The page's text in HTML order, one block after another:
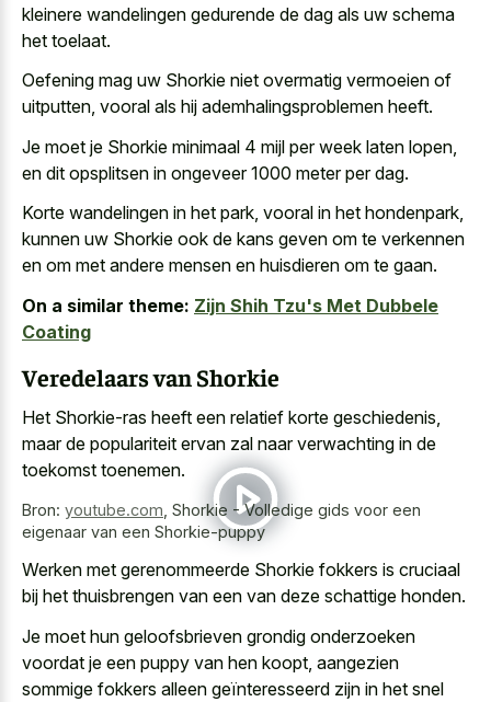
kleinere wandelingen gedurende de dag als uw schema
het toelaat.
Oefening mag uw Shorkie niet overmatig vermoeien of
uitputten, vooral als hij ademhalingsproblemen heeft.
Je moet je Shorkie minimaal 4 mijl per week laten lopen,
en dit opsplitsen in ongeveer 1000 meter per dag.
Korte wandelingen in het park, vooral in het hondenpark,
kunnen uw Shorkie ook de kans geven om te verkennen
en om met andere mensen en huisdieren om te gaan.
On a similar theme: Zijn Shih Tzu's Met Dubbele
Coating
Veredelaars van Shorkie
Het Shorkie-ras heeft een relatief korte geschiedenis,
maar de populariteit ervan zal naar verwachting in de
toekomst toenemen.
Bron: youtube.com Shorkie - Volledige gids voor een
eigenaar van een Shorkie-puppy
Werken met gerenommeerde Shorkie fokkers is cruciaal
bij het thuisbrengen van een van deze schattige honden.
Je moet hun geloofsbrieven grondig onderzoeken
voordat je een puppy van hen koopt, aangezien
sommige fokkers alleen geïnteresseerd zijn in het snel